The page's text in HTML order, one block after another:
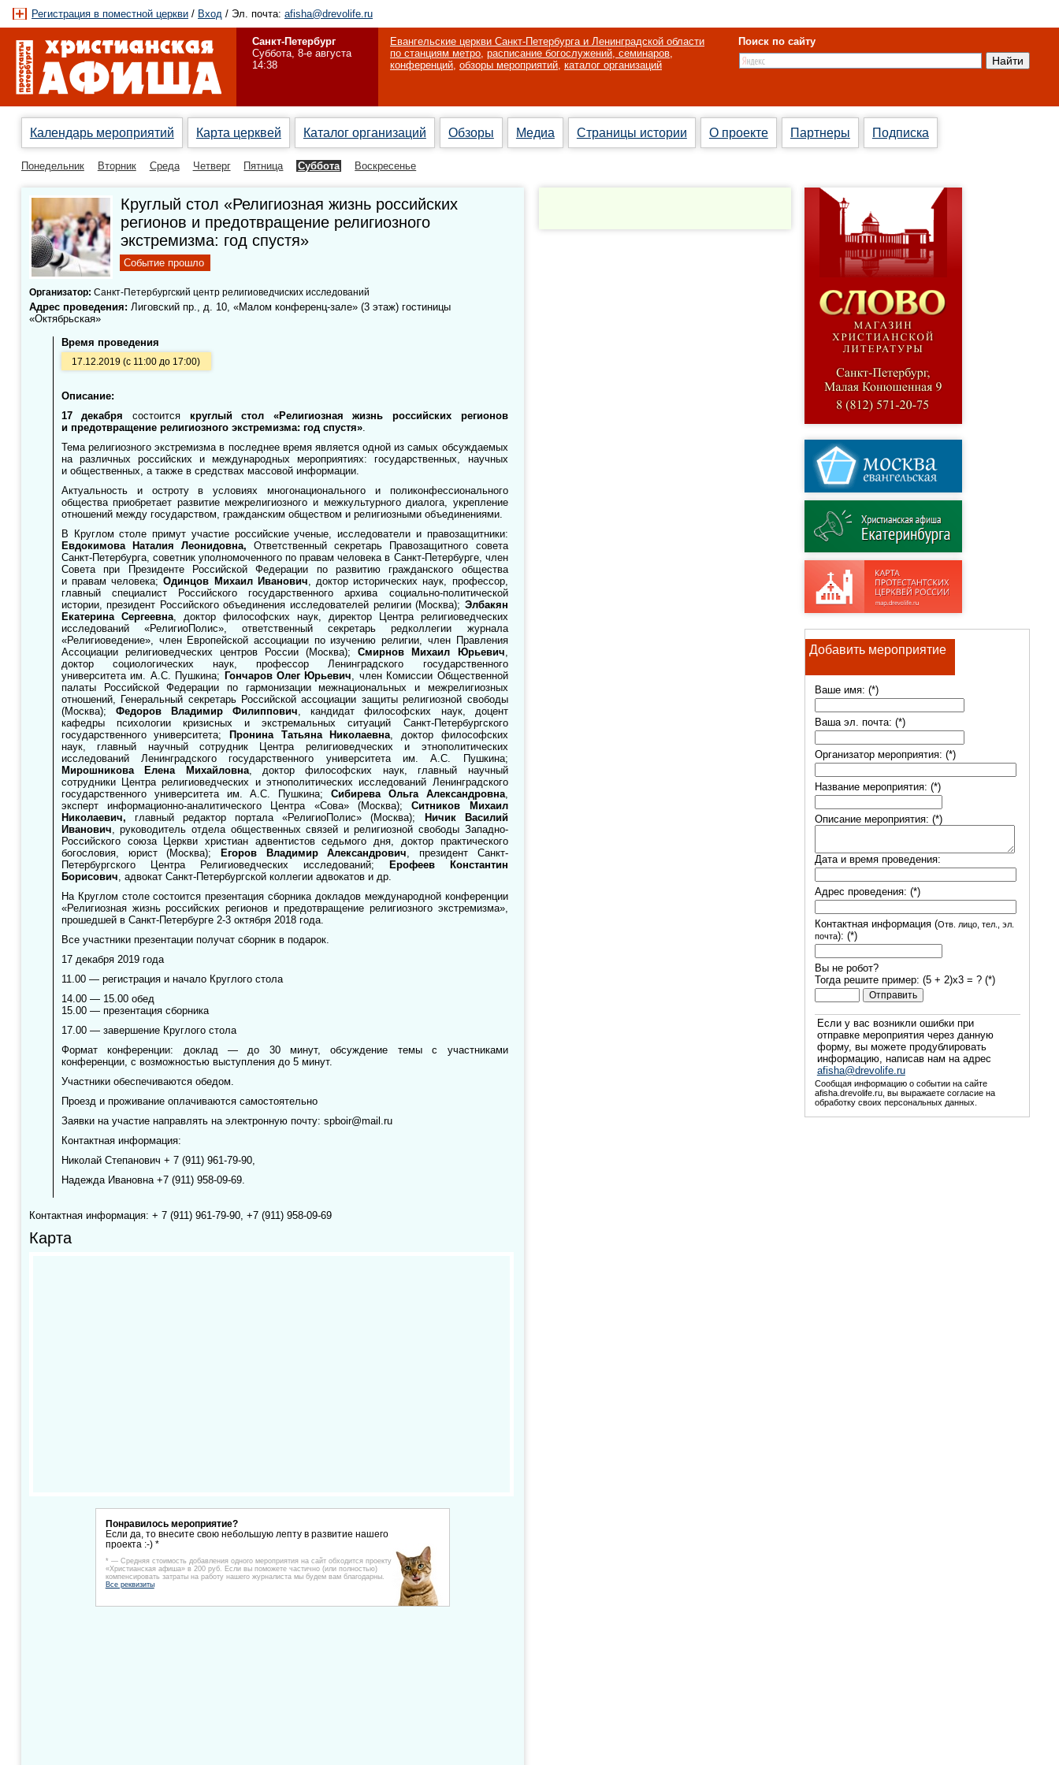
Регистрация в поместной церкви / Вход / Эл. почта: afisha@drevolife.ru
Санкт-Петербург
Суббота, 8-е августа
14:38
Евангельские церкви Санкт-Петербурга и Ленинградской области
по станциям метро, расписание богослужений, семинаров,
конференций, обзоры мероприятий, каталог организаций
Поиск по сайту
Календарь мероприятий Карта церквей Каталог организаций Обзоры Медиа Страницы истории О проекте Партнеры Подписка
Понедельник Вторник Среда Четверг Пятница Суббота Воскресенье
Круглый стол «Религиозная жизнь российских
регионов и предотвращение религиозного
экстремизма: год спустя»
Событие прошло
Организатор: Санкт-Петербургский центр религиоведчиских исследований
Адрес проведения: Лиговский пр., д. 10, «Малом конференц-зале» (3 этаж) гостиницы
«Октябрьская»
Время проведения
17.12.2019 (с 11:00 до 17:00)
Описание:
17 декабря состоится круглый стол «Религиозная жизнь российских регионов
и предотвращение религиозного экстремизма: год спустя».
Тема религиозного экстремизма в последнее время является одной из самых обсуждаемых
на различных российских и международных мероприятиях: государственных, научных
и общественных, а также в средствах массовой информации.
Актуальность и остроту в условиях многонационального и поликонфессионального
общества приобретает развитие межрелигиозного и межкультурного диалога, укрепление
отношений между государством, гражданским обществом и религиозными объединениями.
В Круглом столе примут участие российские ученые, исследователи и правозащитники:
Евдокимова Наталия Леонидовна, Ответственный секретарь Правозащитного совета
Санкт-Петербурга, советник уполномоченного по правам человека в Санкт-Петербурге, член
Совета при Президенте Российской Федерации по развитию гражданского общества
и правам человека;Одинцов Михаил Иванович, доктор исторических наук, профессор,
главный специалист Российского государственного архива социально-политической
истории, президент Российского объединения исследователей религии (Москва); Элбакян
Екатерина Сергеевна, доктор философских наук, директор Центра религиоведческих
исследований «РелигиоПолис», ответственный секретарь редколлегии журнала
«Религиоведение», член Европейской ассоциации по изучению религии, член Правления
Ассоциации религиоведческих центров России (Москва);Смирнов Михаил Юрьевич,
доктор социологических наук, профессор Ленинградского государственного
университета им. А.С. Пушкина; Гончаров Олег Юрьевич, член Комиссии Общественной
палаты Российской Федерации по гармонизации межнациональных и межрелигиозных
отношений, Генеральный секретарь Российской ассоциации защиты религиозной свободы
(Москва); Федоров Владимир Филиппович, кандидат философских наук, доцент
кафедры психологии кризисных и экстремальных ситуаций Санкт-Петербургского
государственного университета;
Пронина Татьяна Николаевна, доктор философских
наук, главный научный сотрудник Центра религиоведческих и этнополитических
исследований Ленинградского государственного университета им. А.С. Пушкина;
Мирошникова Елена Михайловна, доктор философских наук, главный научный
сотрудники Центра религиоведческих и этнополитических исследований Ленинградского
государственного университета им. А.С. Пушкина; Сибирева Ольга Александровна,
эксперт информационно-аналитического Центра «Сова» (Москва);Ситников Михаил
Николаевич, главный редактор портала «РелигиоПолис» (Москва);
Ничик Василий
Иванович, руководитель отдела общественных связей и религиозной свободы Западно-
Российского союза Церкви христиан адвентистов седьмого дня, доктор практического
богословия, юрист (Москва);
Егоров Владимир Александрович, президент Санкт-
Петербургского Центра Религиоведческих исследований;
Ерофеев Константин
Борисович, адвокат Санкт-Петербургской коллегии адвокатов и др.
На Круглом столе состоится презентация сборника докладов международной конференции
«Религиозная жизнь российских регионов и предотвращение религиозного экстремизма»,
прошедшей в Санкт-Петербурге 2-3 октября 2018 года.
Все участники презентации получат сборник в подарок.
17 декабря 2019 года
11.00 — регистрация и начало Круглого стола
14.00 — 15.00 обед
15.00 — презентация сборника
17.00 — завершение Круглого стола
Формат конференции: доклад — до 30 минут, обсуждение темы с участниками
конференции, с возможностью выступления до 5 минут.
Участники обеспечиваются обедом.
Проезд и проживание оплачиваются самостоятельно
Заявки на участие направлять на электронную почту: spboir@mail.ru
Контактная информация:
Николай Степанович + 7 (911) 961-79-90,
Надежда Ивановна +7 (911) 958-09-69.
Контактная информация: + 7 (911) 961-79-90, +7 (911) 958-09-69
Карта
Понравилось мероприятие?
Если да, то внесите свою небольшую лепту в развитие нашего
проекта :-) *
* — Средняя стоимость добавления одного мероприятия на сайт обходится проекту
«Христианская афиша» в 200 руб. Если вы поможете частично (или полностью)
компенсировать затраты на работу нашего журналиста мы будем вам благодарны.
Все реквизиты
Добавить мероприятие
Ваше имя: (*)
Ваша эл. почта: (*)
Организатор мероприятия: (*)
Название мероприятия: (*)
Описание мероприятия: (*)
Дата и время проведения:
Адрес проведения: (*)
Контактная информация (Отв. лицо, тел., эл.
почта): (*)
Вы не робот?
Тогда решите пример: (5 + 2)х3 = ? (*)
Если у вас возникли ошибки при
отправке мероприятия через данную
форму, вы можете продублировать
информацию, написав нам на адрес
afisha@drevolife.ru
Сообщая информацию о событии на сайте
afisha.drevolife.ru, вы выражаете согласие на
обработку своих персональных данных.